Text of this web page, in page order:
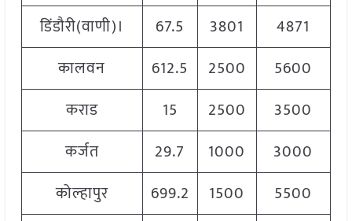
डिंडौरी(वाणी)। 67.5 3801 4871
कालवन
612.5 2500 5600
कराड
15 2500 3500
कर्जत
29.7 1000 3000
कोल्हापुर
699.2 1500 5500